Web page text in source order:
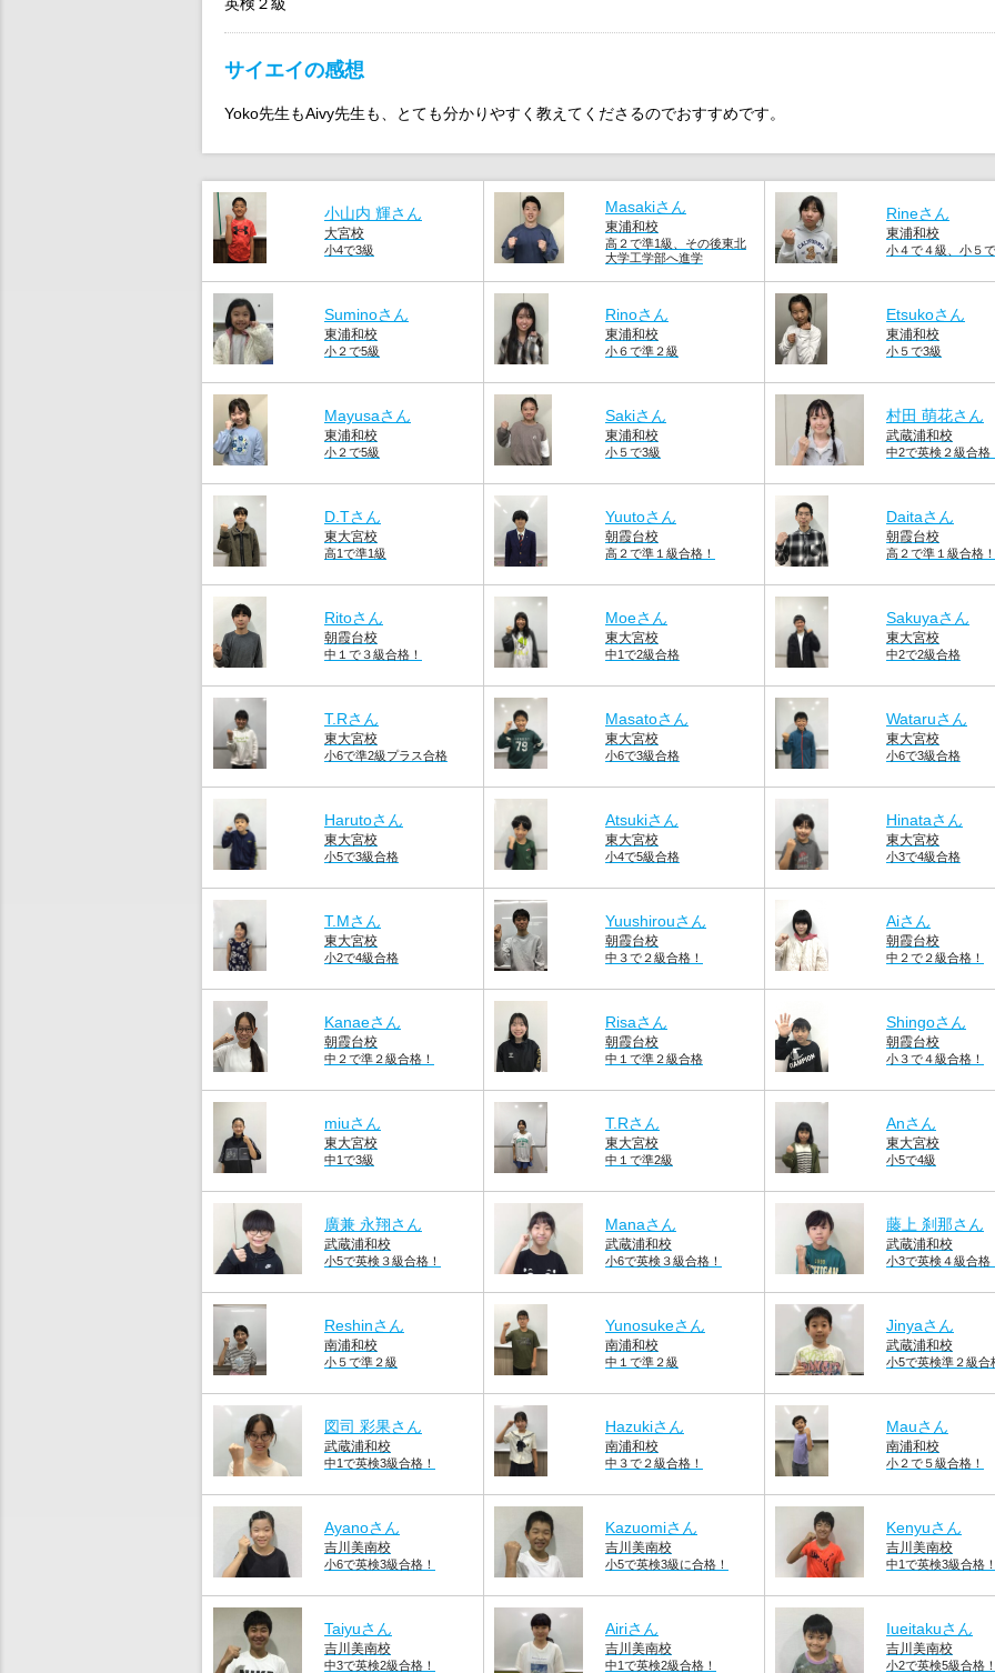
サイエイの感想
Yoko先生もAivy先生も、とても分かりやすく教えてくださるのでおすすめです。
小山内 輝さん
大宮校
小4で3級
Masakiさん
東浦和校
高２で準1級、その後東北
大学工学部へ進学
Rineさん
東浦和校
小４で４級、小５
Suminoさん
東浦和校
小２で5級
Rinoさん
東浦和校
小６で準２級
Etsukoさん
東浦和校
小５で3級
Mayusaさん
東浦和校
小２で5級
Sakiさん
東浦和校
小５で3級
村田 萌花さん
武蔵浦和校
中2で英検２級合格
D.Tさん
東大宮校
高1で準1級
Yuutoさん
朝霞台校
高２で準１級合格！
Daitaさん
朝霞台校
高２で準１級合格！
Ritoさん
朝霞台校
中１で３級合格！
Moeさん
東大宮校
中1で2級合格
Sakuyaさん
東大宮校
中2で2級合格
T.Rさん
東大宮校
小6で準2級プラス合格
Masatoさん
東大宮校
小6で3級合格
Wataruさん
東大宮校
小6で3級合格
Harutoさん
東大宮校
小5で3級合格
Atsukiさん
東大宮校
小4で5級合格
Hinataさん
東大宮校
小3で4級合格
T.Mさん
東大宮校
小2で4級合格
Yuushirouさん
朝霞台校
中３で２級合格！
Aiさん
朝霞台校
中２で２級合格！
Kanaeさん
朝霞台校
中２で準２級合格！
Risaさん
朝霞台校
中１で準２級合格
Shingoさん
朝霞台校
小３で４級合格！
miuさん
東大宮校
中1で3級
T.Rさん
東大宮校
中１で準2級
Anさん
東大宮校
小5で4級
廣兼 永翔さん
武蔵浦和校
小5で英検３級合格！
Manaさん
武蔵浦和校
小6で英検３級合格！
藤上 刹那さん
武蔵浦和校
小3で英検４級合格
Reshinさん
南浦和校
小５で準２級
Yunosukeさん
南浦和校
中１で準２級
Jinyaさん
武蔵浦和校
小5で英検準２級合
図司 彩果さん
武蔵浦和校
中1で英検3級合格！
Hazukiさん
南浦和校
中３で２級合格！
Mauさん
南浦和校
小２で５級合格！
Ayanoさん
吉川美南校
小6で英検3級合格！
Kazuomiさん
吉川美南校
小5で英検3級に合格！
Kenyuさん
吉川美南校
中1で英検3級合格
Taiyuさん
吉川美南校
中3で英検2級合格！
Airiさん
吉川美南校
中1で英検2級合格！
Iueitakuさん
吉川美南校
小2で英検5級合格